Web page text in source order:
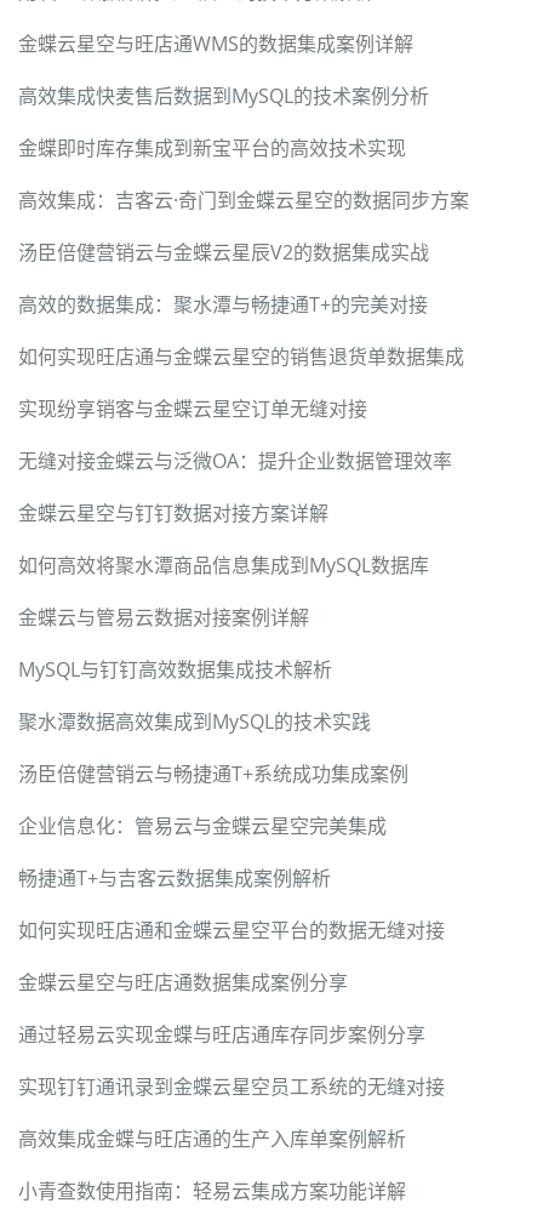
金蝶云星空与旺店通WMS的数据集成案例详解
高效集成快麦售后数据到MySQL的技术案例分析
金蝶即时库存集成到新宝平台的高效技术实现
高效集成：吉客云·奇门到金蝶云星空的数据同步方案
汤臣倍健营销云与金蝶云星辰V2的数据集成实战
高效的数据集成：聚水潭与畅捷通T+的完美对接
如何实现旺店通与金蝶云星空的销售退货单数据集成
实现纷享销客与金蝶云星空订单无缝对接
无缝对接金蝶云与泛微OA：提升企业数据管理效率
金蝶云星空与钉钉数据对接方案详解
如何高效将聚水潭商品信息集成到MySQL数据库
金蝶云与管易云数据对接案例详解
MySQL与钉钉高效数据集成技术解析
聚水潭数据高效集成到MySQL的技术实践
汤臣倍健营销云与畅捷通T+系统成功集成案例
企业信息化：管易云与金蝶云星空完美集成
畅捷通T+与吉客云数据集成案例解析
如何实现旺店通和金蝶云星空平台的数据无缝对接
金蝶云星空与旺店通数据集成案例分享
通过轻易云实现金蝶与旺店通库存同步案例分享
实现钉钉通讯录到金蝶云星空员工系统的无缝对接
高效集成金蝶与旺店通的生产入库单案例解析
小青查数使用指南：轻易云集成方案功能详解